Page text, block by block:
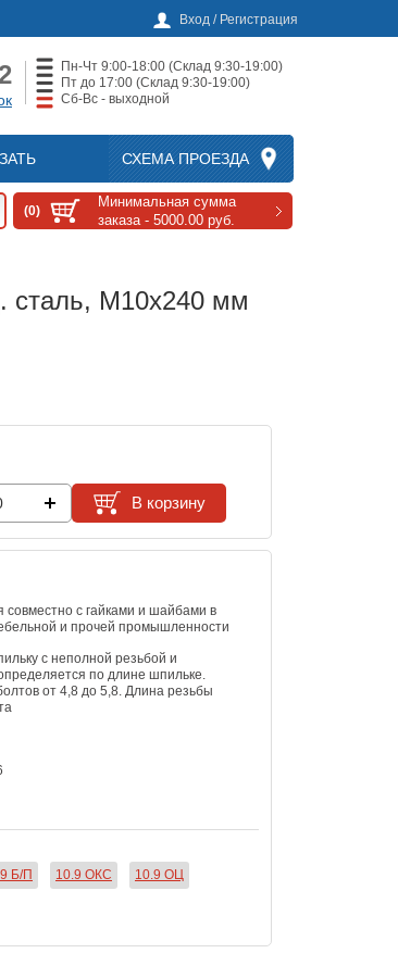
Вход / Регистрация
Пн-Чт 9:00-18:00 (Склад 9:30-19:00)
Пт до 17:00 (Склад 9:30-19:00)
Сб-Вс - выходной
СХЕМА ПРОЕЗДА
(0)
Минимальная сумма
заказа - 5000.00 руб.
сталь, M10x240 мм
В корзину
совместно с гайками и шайбами в
и прочей промышленности
с неполной резьбой и
по длине шпильке.
от 4,8 до 5,8. Длина резьбы
Б/П 10.9 ОКС 10.9 ОЦ